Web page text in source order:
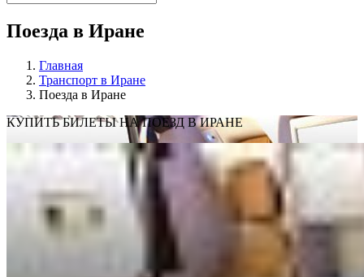
Поезда в Иране
Главная
Транспорт в Иране
Поезда в Иране
КУПИТЬ БИЛЕТЫНА ПОЕЗД В ИРАНЕ